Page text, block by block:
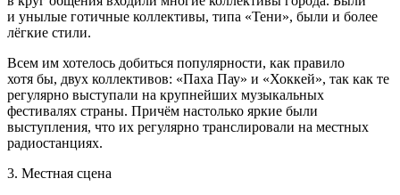
и унылые готичные коллективы, типа «Тени», были и более
лёгкие стили.
Всем им хотелось добиться популярности, как правило
хотя бы, двух коллективов: «Паха Пау» и «Хоккей», так как те
регулярно выступали на крупнейших музыкальных
фестивалях страны. Причём настолько яркие были
выступления, что их регулярно транслировали на местных
радиостанциях.
3. Местная сцена